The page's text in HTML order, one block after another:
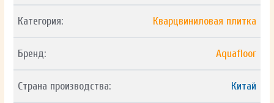
Категория: Кварцвиниловая плитка
Бренд: Aquafloor
Страна производства: Китай